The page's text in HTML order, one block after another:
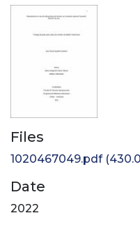
Files
1020467049.pdf
Date
2022